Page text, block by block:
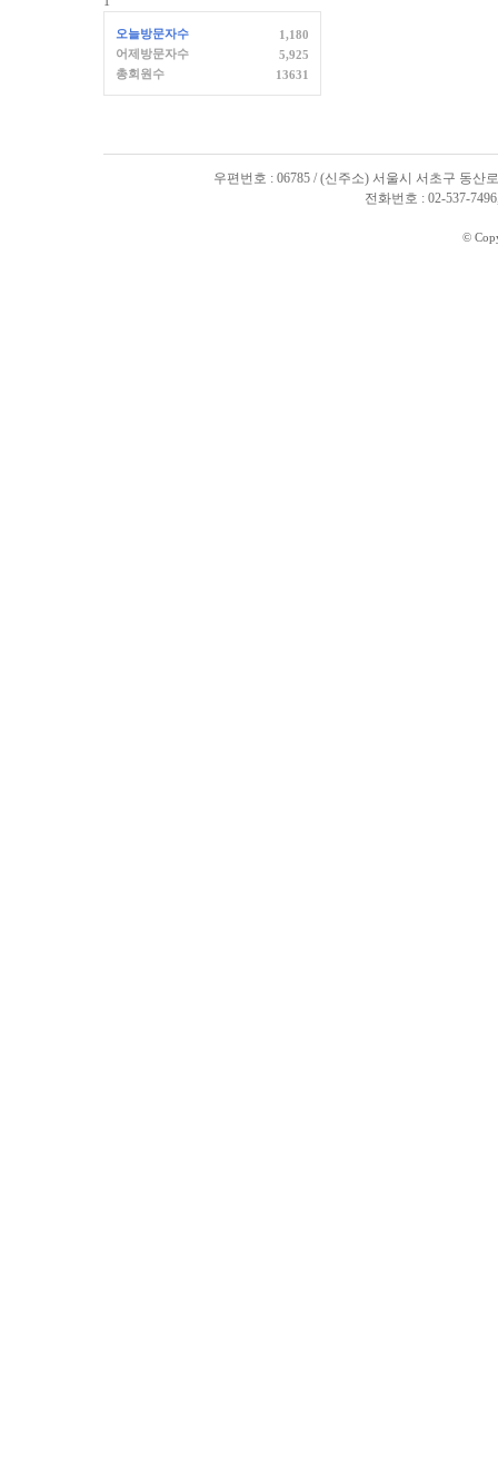
오늘방문자수
1,180
어제방문자수
5,925
총회원수
13631
우편번호 : 06785 / (신주소) 서울시 서초구 동산
전화번호 : 02-537-
©